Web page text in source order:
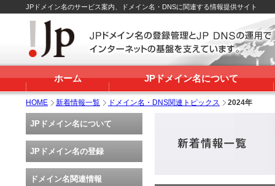
JPドメイン名のサービス案内、ドメイン名・DNSに関連する情報提供サイト
ホーム JPドメイン名について
HOME 新着情報一覧 ドメイン名・DNS関連トピックス 2024年
JPドメイン名について
JPドメイン名の登録
ドメイン名関連情報